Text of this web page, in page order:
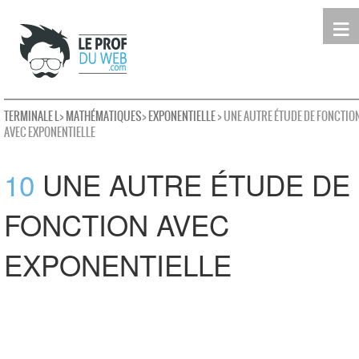
≡
leProfDuWeb
Seconde
Première
Terminale
Rechercher
TERMINALE L>MATHÉMATIQUES>EXPONENTIELLE> UNE AUTRE ÉTUDE DE
AVEC EXPONENTIELLE
10 UNE AUTRE ÉTUDE DE
FONCTION AVEC
EXPONENTIELLE